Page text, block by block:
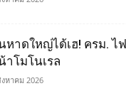
หาดใหญ่ได้เฮ! ครม. ไ
าโมโนเรล
หาคม 2026